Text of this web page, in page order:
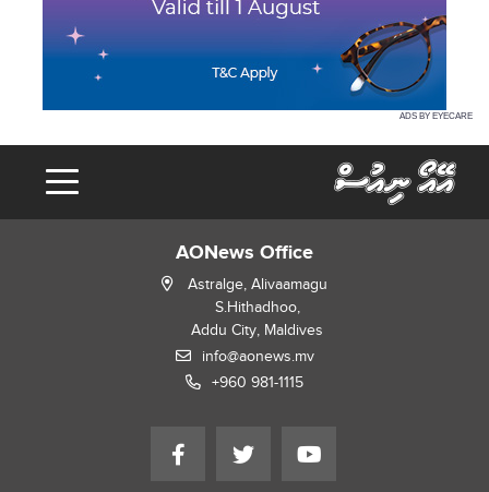
ADS BY EYECARE
AONews Office
Astralge, Alivaamagu
S.Hithadhoo,
Addu City, Maldives
info@aonews.mv
+960 981-1115